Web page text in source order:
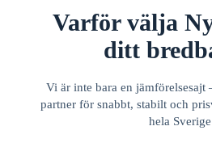
Varför välja
ditt
Vi är inte bara en jämförelsesajt
partner för snabbt, stabilt och
hela